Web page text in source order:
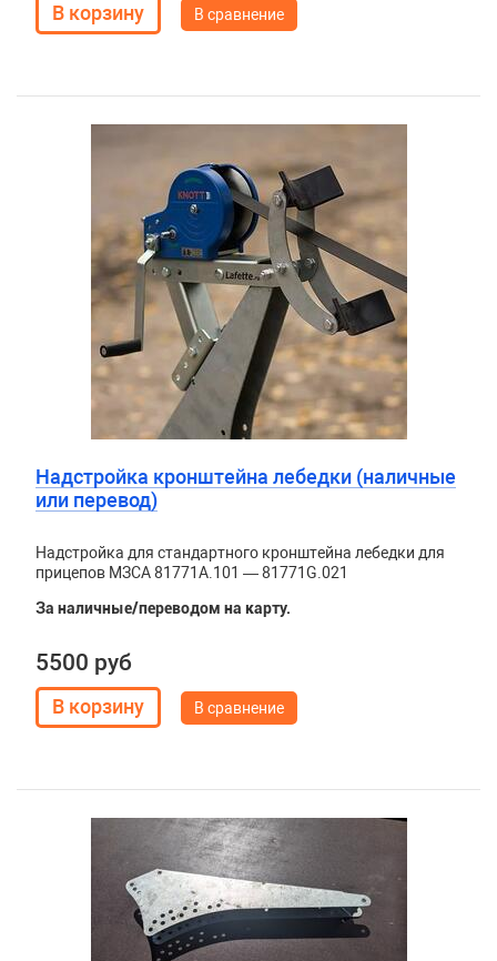
В сравнение
Надстройка кронштейна лебедки (наличные
или перевод)
Надстройка для стандартного кронштейна лебедки для
прицепов МЗСА 81771A.101 — 81771G.021
За наличные/переводом на карту.
5500 руб
В сравнение